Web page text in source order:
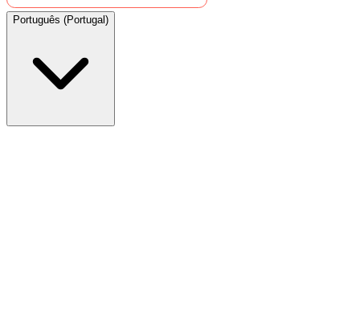
Português (Portugal)